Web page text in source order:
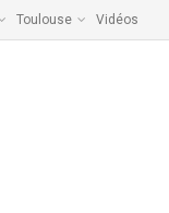
Toulouse Vidéos